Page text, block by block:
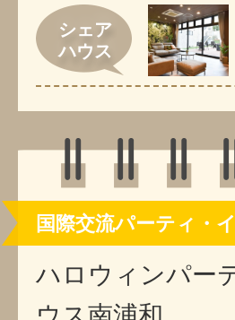
シェア
ハウス
国際交流パーティ・
ハロウィンパー